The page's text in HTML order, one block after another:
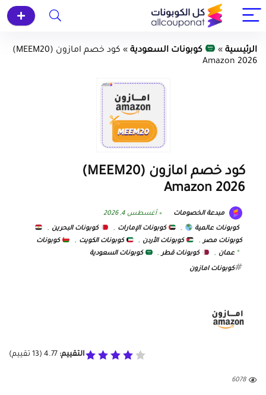
الرئيسية » كوبونات السعودية »
كود خصم امازون (MEEM20)
Amazon 2026
كود خصم امازون (MEEM20)
Amazon 2026
مبدعة الخصومات أغسطس 4, 2026
كوبونات عالمية , كوبونات الإمارات , كوبونات البحرين ,
كوبونات مصر , كوبونات الأردن , كوبونات الكويت ,
كوبونات
عمان , كوبونات قطر , كوبونات السعودية
كوبونات امازون
التقييم: 4.77
(
13 تقييم)
6078